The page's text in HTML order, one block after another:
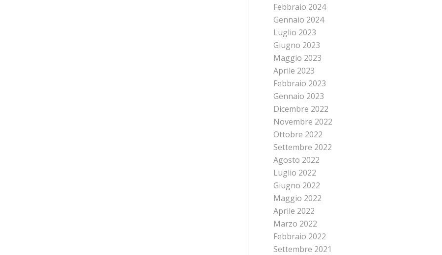
Febbraio 2024
Gennaio 2024
Luglio 2023
Giugno 2023
Maggio 2023
Aprile 2023
Febbraio 2023
Gennaio 2023
Dicembre 2022
Novembre 2022
Ottobre 2022
Settembre 2022
Agosto 2022
Luglio 2022
Giugno 2022
Maggio 2022
Aprile 2022
Marzo 2022
Febbraio 2022
Settembre 2021